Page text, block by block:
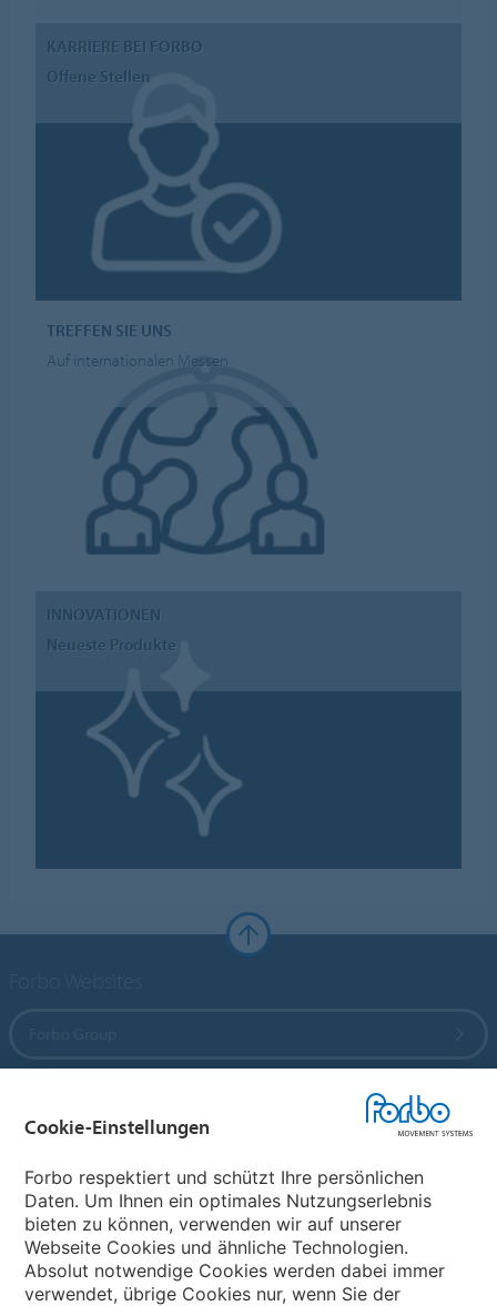
KARRIERE BEI FORBO
Offene Stellen
TREFFEN SIE UNS
Auf internationalen Messen
INNOVATIONEN
Neueste Produkte
Wählen Sie ein Land
Cookie-Einstellungen
Forbo respektiert und schützt Ihre persönlichen
Daten. Um Ihnen ein optimales Nutzungserlebnis
bieten zu können, verwenden wir auf unserer
Webseite Cookies und ähnliche Technologien.
Absolut notwendige Cookies werden dabei immer
verwendet, übrige Cookies nur, wenn Sie der